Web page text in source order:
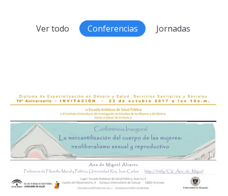
Ver todo Conferencias Jornadas